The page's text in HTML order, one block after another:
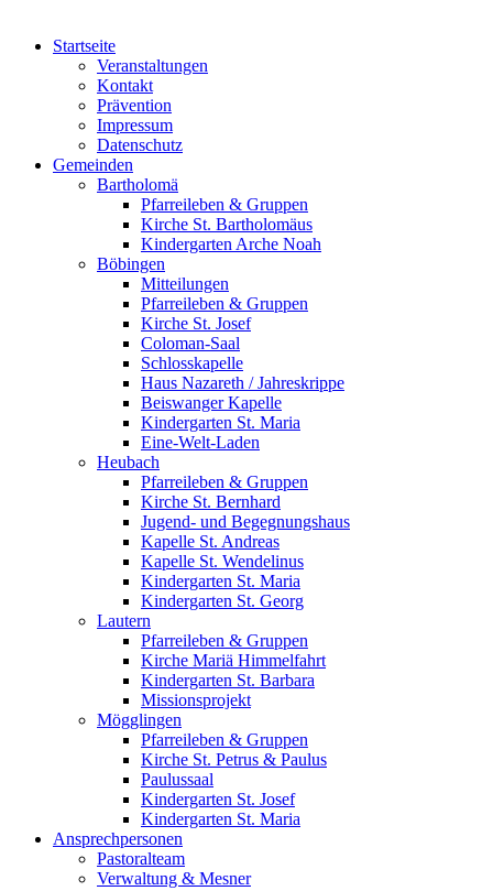
Startseite
Veranstaltungen
Kontakt
Prävention
Impressum
Datenschutz
Gemeinden
Bartholomä
Pfarreileben & Gruppen
Kirche St. Bartholomäus
Kindergarten Arche Noah
Böbingen
Mitteilungen
Pfarreileben & Gruppen
Kirche St. Josef
Coloman-Saal
Schlosskapelle
Haus Nazareth / Jahreskrippe
Beiswanger Kapelle
Kindergarten St. Maria
Eine-Welt-Laden
Heubach
Pfarreileben & Gruppen
Kirche St. Bernhard
Jugend- und Begegnungshaus
Kapelle St. Andreas
Kapelle St. Wendelinus
Kindergarten St. Maria
Kindergarten St. Georg
Lautern
Pfarreileben & Gruppen
Kirche Mariä Himmelfahrt
Kindergarten St. Barbara
Missionsprojekt
Mögglingen
Pfarreileben & Gruppen
Kirche St. Petrus & Paulus
Paulussaal
Kindergarten St. Josef
Kindergarten St. Maria
Ansprechpersonen
Pastoralteam
Verwaltung & Mesner